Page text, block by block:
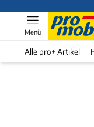
Menü
Alle pro+ Artikel